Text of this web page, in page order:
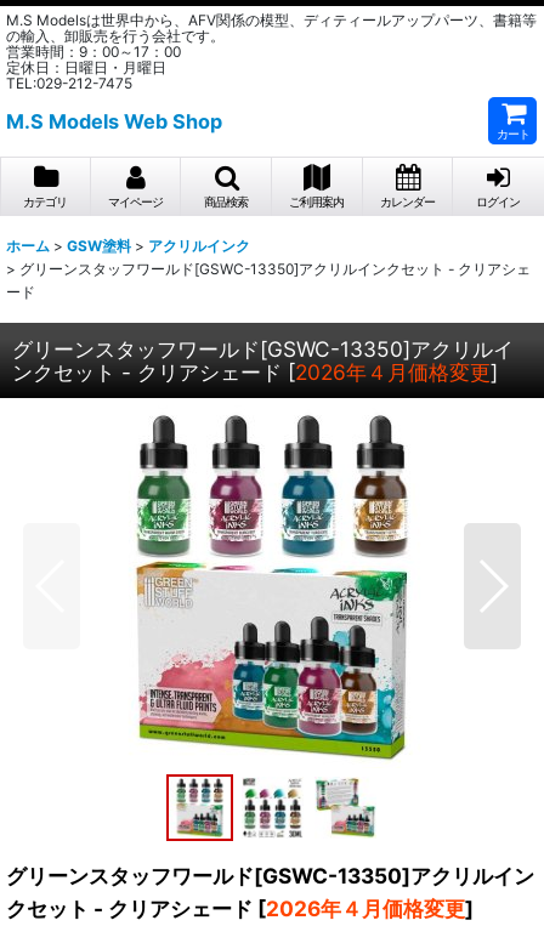
M.S Modelsは世界中から、AFV関係の模型、ディティールアップパーツ、書籍等
の輸入、卸販売を行う会社です。
営業時間：9：00～17：00
定休日：日曜日・月曜日
TEL:029-212-7475
M.S Models Web Shop
カート
カテゴリ マイページ 商品検索 ご利用案内 カレンダー ログイン
ホーム > GSW塗料 > アクリルインク
> グリーンスタッフワールド[GSWC-13350]アクリルインクセット - クリアシェ
ード
グリーンスタッフワールド[GSWC-13350]アクリルイ
ンクセット - クリアシェード [2026年４月価格変更]
グリーンスタッフワールド[GSWC-13350]アクリルイン
クセット - クリアシェード [2026年４月価格変更]